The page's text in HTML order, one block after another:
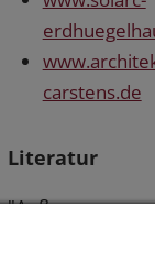
carstens.de
Literatur
"Außen